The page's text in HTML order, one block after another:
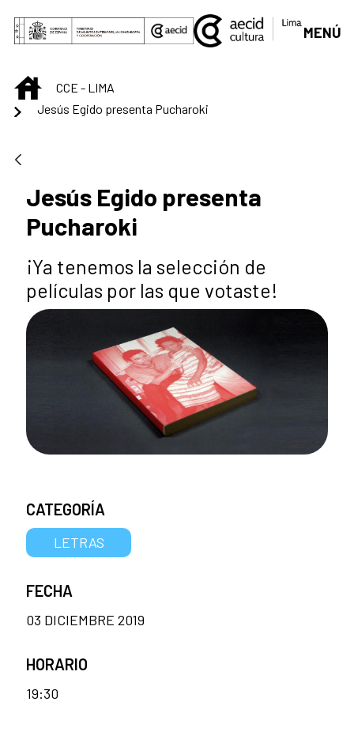
Saltar al contenido principal
MENÚ
INICIOCCE - LIMA
Jesús Egido presenta Pucharoki
Jesús Egido presenta
Pucharoki
¡Ya tenemos la selección de
películas por las que votaste!
CATEGORÍA
LETRAS
FECHA
03 DICIEMBRE 2019
HORARIO
19:30